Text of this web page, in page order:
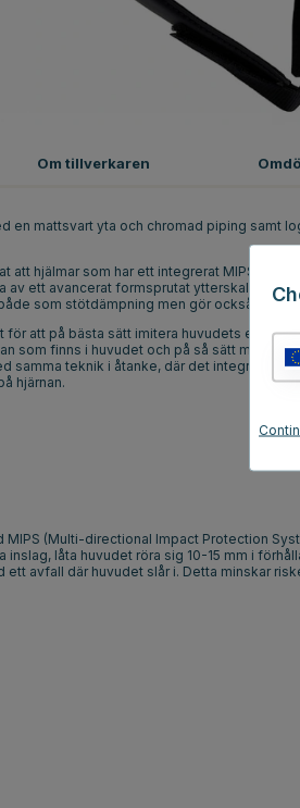
en mattsvart yta och chromad piping samt
att hjälmar som har ett integrerat MIPS-
av ett avancerat formsprutat ytterskal i
som stötdämpning men gör också
att på bästa sätt imitera huvudets egna
som finns i huvudet och på så sätt
samma teknik i åtanke, där det
hjärnan.
MIPS (Multi-directional Impact Protection
inslag, låta huvudet röra sig 10-15 mm i
avfall där huvudet slår i. Detta minskar
Om tillverkaren